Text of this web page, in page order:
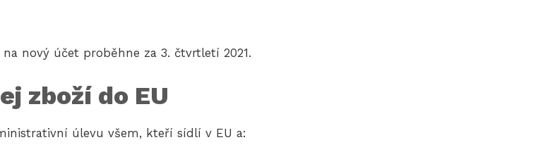
nový účet proběhne za 3. čtvrtletí 2021.
zboží do EU
úlevu všem, kteří sídlí v EU a: